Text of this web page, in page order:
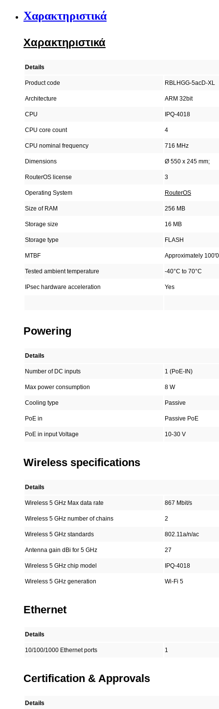
Χαρακτηριστικά
Χαρακτηριστικά
Details
Product code RBLHGG-5acD-XL
Architecture ARM 32bit
CPU IPQ-4018
CPU core count 4
CPU nominal frequency 716 MHz
Dimensions Ø 550 x 245 mm;
RouterOS license 3
Operating System RouterOS
Size of RAM 256 MB
Storage size 16 MB
Storage type FLASH
MTBF Approximately
Tested ambient temperature -40°C to 70°C
IPsec hardware acceleration Yes
Powering
Details
Number of DC inputs 1 (PoE-IN)
Max power consumption 8 W
Cooling type Passive
PoE in Passive PoE
PoE in input Voltage 10-30 V
Wireless specifications
Details
Wireless 5 GHz Max data rate 867 Mbit/s
Wireless 5 GHz number of chains 2
Wireless 5 GHz standards 802.11a/n/ac
Antenna gain dBi for 5 GHz 27
Wireless 5 GHz chip model IPQ-4018
Wireless 5 GHz generation Wi-Fi 5
Ethernet
Details
10/100/1000 Ethernet ports 1
Certification & Approvals
Details